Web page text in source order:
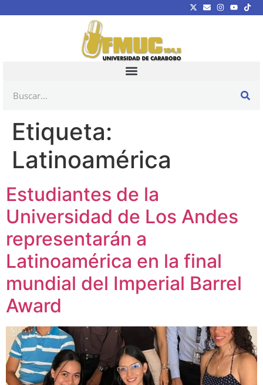
Etiqueta:
Latinoamérica
Estudiantes de la
Universidad de Los Andes
representarán a
Latinoamérica en la final
mundial del Imperial Barrel
Award